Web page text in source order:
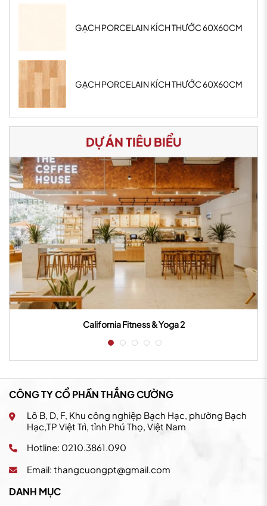
GẠCH PORCELAIN KÍCH THƯỚC 60X60CM
GẠCH PORCELAIN KÍCH THƯỚC 60X60CM
DỰ ÁN TIÊU BIỂU
California Fitness & Yoga 2
CÔNG TY CỔ PHẦN THẮNG CƯỜNG
Lô B, D, F, Khu công nghiệp Bạch Hạc, phường Bạch
Hạc,TP Việt Trì, tỉnh Phú Thọ, Việt Nam
Hotline: 0210.3861.090
Email: thangcuongpt@gmail.com
DANH MỤC